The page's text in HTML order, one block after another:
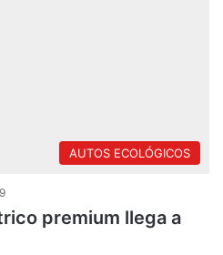
AUTOS ECOLÓGICOS
premium llega a